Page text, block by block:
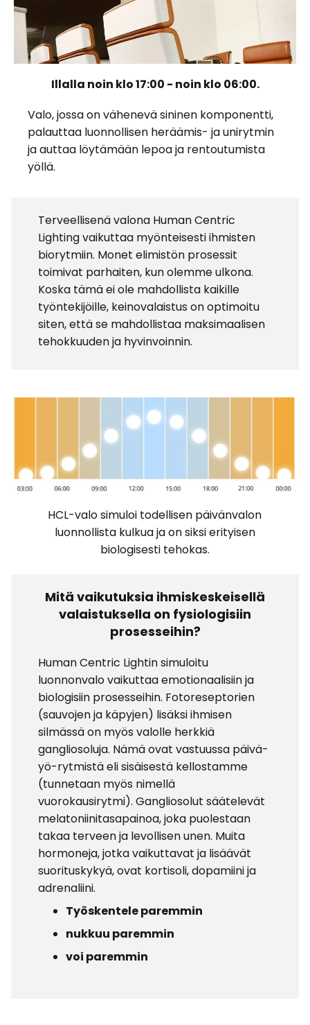
Illalla noin klo 17:00 - noin klo 06:00.
Valo, jossa on vähenevä sininen komponentti,
palauttaa luonnollisen heräämis- ja unirytmin
ja auttaa löytämään lepoa ja rentoutumista
yöllä.
Terveellisenä valona Human Centric
Lighting vaikuttaa myönteisesti ihmisten
biorytmiin. Monet elimistön prosessit
toimivat parhaiten, kun olemme ulkona.
Koska tämä ei ole mahdollista kaikille
työntekijöille, keinovalaistus on optimoitu
siten, että se mahdollistaa maksimaalisen
tehokkuuden ja hyvinvoinnin.
HCL-valo simuloi todellisen päivänvalon
luonnollista kulkua ja on siksi erityisen
biologisesti tehokas.
Mitä vaikutuksia ihmiskeskeisellä
valaistuksella on fysiologisiin
prosesseihin?
Human Centric Lightin simuloitu
luonnonvalo vaikuttaa emotionaalisiin ja
biologisiin prosesseihin. Fotoreseptorien
(sauvojen ja käpyjen) lisäksi ihmisen
silmässä on myös valolle herkkiä
gangliosoluja. Nämä ovat vastuussa päivä-
yö-rytmistä eli sisäisestä kellostamme
(tunnetaan myös nimellä
vuorokausirytmi). Gangliosolut säätelevät
melatoniinitasapainoa, joka puolestaan
takaa terveen ja levollisen unen. Muita
hormoneja, jotka vaikuttavat ja lisäävät
suorituskykyä, ovat kortisoli, dopamiini ja
adrenaliini.
Työskentele paremmin
nukkuu paremmin
voi paremmin